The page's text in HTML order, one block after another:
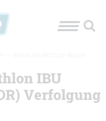
IBU
Verfolgung